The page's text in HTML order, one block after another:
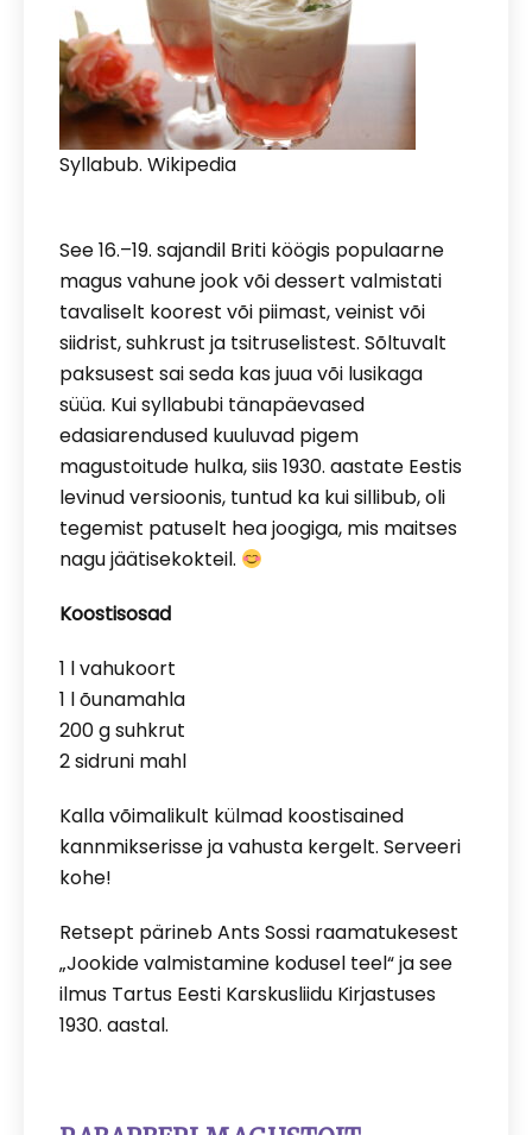
Syllabub. Wikipedia
See 16.–19. sajandil Briti köögis populaarne
magus vahune jook või dessert valmistati
tavaliselt koorest või piimast, veinist või
siidrist, suhkrust ja tsitruselistest. Sõltuvalt
paksusest sai seda kas juua või lusikaga
süüa. Kui syllabubi tänapäevased
edasiarendused kuuluvad pigem
magustoitude hulka, siis 1930. aastate Eestis
levinud versioonis, tuntud ka kui sillibub, oli
tegemist patuselt hea joogiga, mis maitses
nagu jäätisekokteil.
Koostisosad
1 l vahukoort
1 l õunamahla
200 g suhkrut
2 sidruni mahl
Kalla võimalikult külmad koostisained
kannmikserisse ja vahusta kergelt. Serveeri
kohe!
Retsept pärineb Ants Sossi raamatukesest
„Jookide valmistamine kodusel teel“ ja see
ilmus Tartus Eesti Karskusliidu Kirjastuses
1930. aastal.